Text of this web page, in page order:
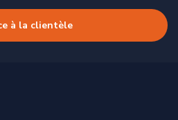
à la clientèle